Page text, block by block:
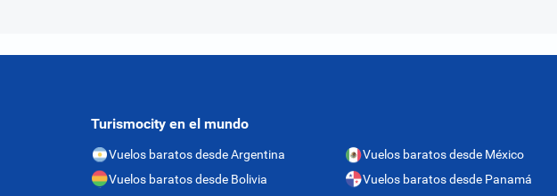
Turismocity en el mundo
Vuelos baratos desde Argentina
Vuelos baratos desde Bolivia
Vuelos baratos desde México
Vuelos baratos desde Panamá